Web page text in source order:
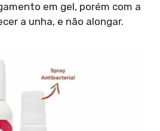
em gel, porém com a
a unha, e não alongar.